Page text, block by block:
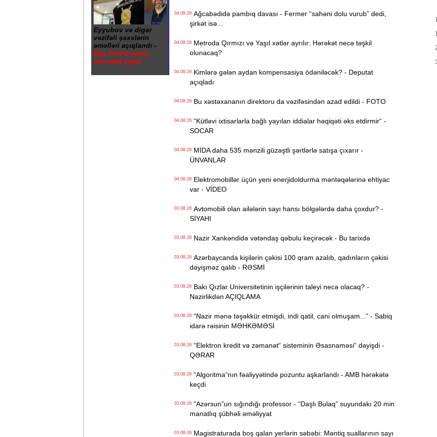
Eyyubov və digər
vəzifəli şəxslərin
əməlləri açıqlandı -
Baş Prokurorluq
məlumat yaydı
04.08.26Ağcabədidə pambıq davası - Fermer “sahəni dolu vurub” dedi,
şirkət isə...
04.08.26Metroda Qırmızı və Yaşıl xətlər ayrılır: Hərəkət necə təşkil
olunacaq?
04.08.26Kimlərə gələn aydan kompensasiya ödəniləcək? - Deputat
açıqladı
04.08.26Bu xəstəxananın direktoru da vəzifəsindən azad edildi - FOTO
04.08.26“Kütləvi ixtisarlarla bağlı yayılan iddialar həqiqəti əks etdirmir“ -
SOCAR
04.08.26MİDA daha 535 mənzili güzəştli şərtlərlə satışa çıxarır -
ÜNVANLAR
04.08.26Elektromobillər üçün yeni enerjidoldurma məntəqələrinə ehtiyac
var - VİDEO
03.08.26Avtomobili olan ailələrin sayı hansı bölgələrdə daha çoxdur? -
SİYAHI
03.08.26Nazir Xankəndidə vətəndaş qəbulu keçirəcək - Bu tarixdə
03.08.26Azərbaycanda kişilərin çəkisi 100 qram azalıb, qadınların çəkisi
dəyişməz qalıb - RƏSMİ
03.08.26Bakı Qızlar Universitetinin işçilərinin taleyi necə olacaq? -
Nazirlikdən AÇIQLAMA
03.08.26“Nazir mənə təşəkkür etmişdi, indi qatil, cani olmuşam...” - Sabiq
idarə rəisinin MƏHKƏMƏSİ
03.08.26“Elektron kredit və zəmanət“ sisteminin Əsasnaməsi“ dəyişdi -
QƏRAR
03.08.26“Algoritma“nın fəaliyyətində pozuntu aşkarlandı - AMB hərəkətə
keçdi
03.08.26“Azərsun”un sığındığı professor - “Daşlı Bulaq” suyundakı 20 min
manatlıq şübhəli əməliyyat
03.08.26Magistraturada boş qalan yerlərin səbəbi: Məntiq suallarının sayı